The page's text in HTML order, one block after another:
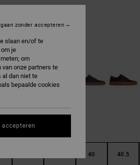
gum
40 40.5
slaan en/of te
je
om
onze partners te
al dan niet te
bepaalde cookies
zonder accepteren
accepteren